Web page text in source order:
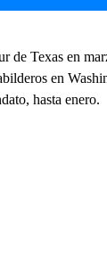
de Texas en
en
hasta enero.